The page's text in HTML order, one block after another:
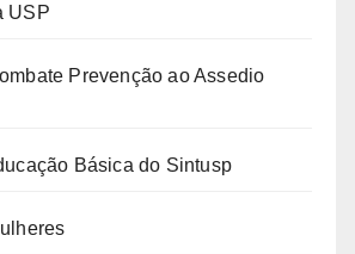
USP
Prevenção ao Assedio
Básica do Sintusp